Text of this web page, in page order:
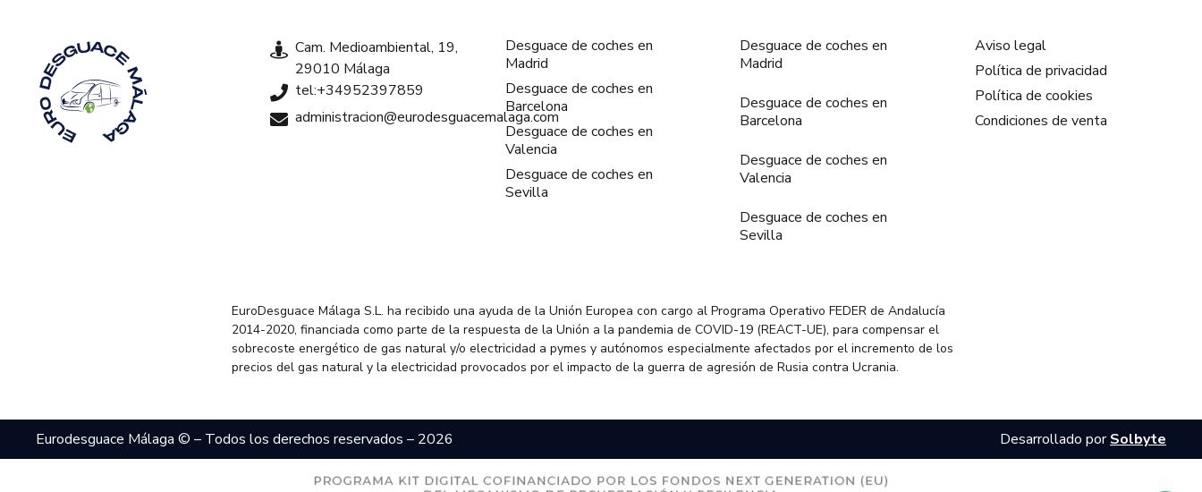
Cam. Medioambiental, 19,
29010 Málaga
tel:+34952397859
administracion@eurodesguacemalaga.com
Desguace de coches en
Madrid
Desguace de coches en
Barcelona
Desguace de coches en
Valencia
Desguace de coches en
Sevilla
Desguace de coches en
Madrid
Desguace de coches en
Barcelona
Desguace de coches en
Valencia
Desguace de coches en
Sevilla
Aviso legal
Política de privacidad
Política de cookies
Condiciones de venta
EuroDesguace Málaga S.L. ha recibido una ayuda de la Unión Europea con cargo al Programa Operativo FEDER de Andalucía
2014-2020, financiada como parte de la respuesta de la Unión a la pandemia de COVID-19 (REACT-UE), para compensar el
sobrecoste energético de gas natural y/o electricidad a pymes y autónomos especialmente afectados por el incremento de los
precios del gas natural y la electricidad provocados por el impacto de la guerra de agresión de Rusia contra Ucrania.
Eurodesguace Málaga © – Todos los derechos reservados – 2026 Desarrollado porSolbyte